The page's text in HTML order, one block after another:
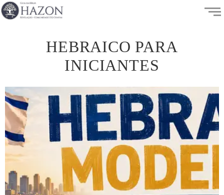
HEBRAICO PARA
INICIANTES